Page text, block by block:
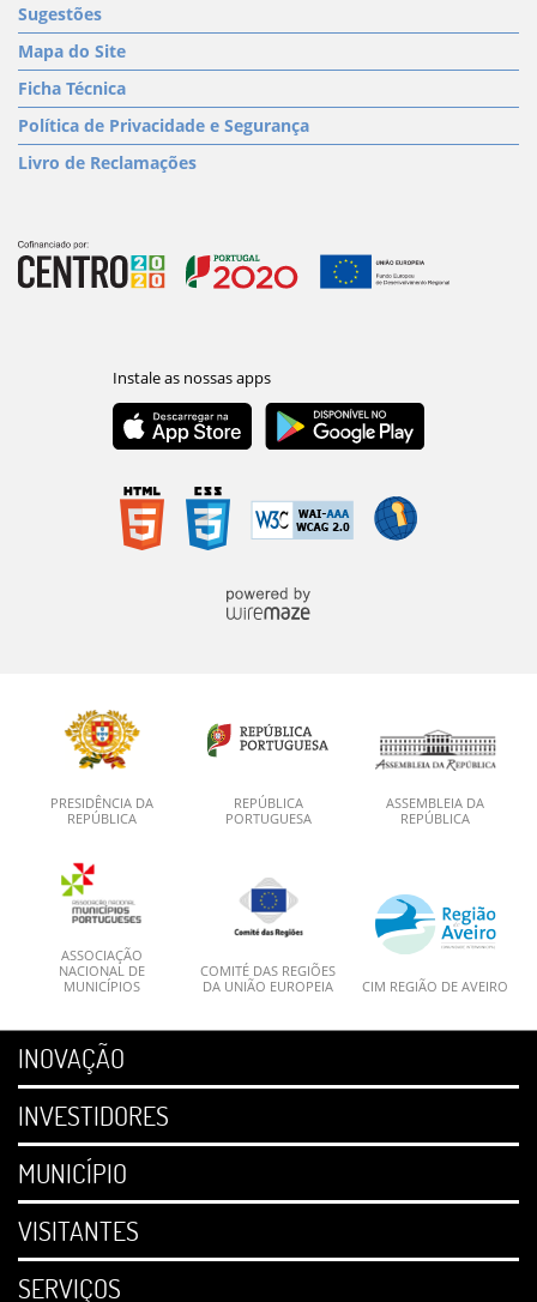
Sugestões
Mapa do Site
Ficha Técnica
Política de Privacidade e Segurança
Livro de Reclamações
PRESIDÊNCIA DA
REPÚBLICA
REPÚBLICA
PORTUGUESA
ASSEMBLEIA DA
REPÚBLICA
ASSOCIAÇÃO
NACIONAL DE
MUNICÍPIOS
COMITÉ DAS REGIÕES
DA UNIÃO EUROPEIA
CIM REGIÃO DE AVEIRO
INOVAÇÃO
INVESTIDORES
MUNICÍPIO
VISITANTES
SERVIÇOS